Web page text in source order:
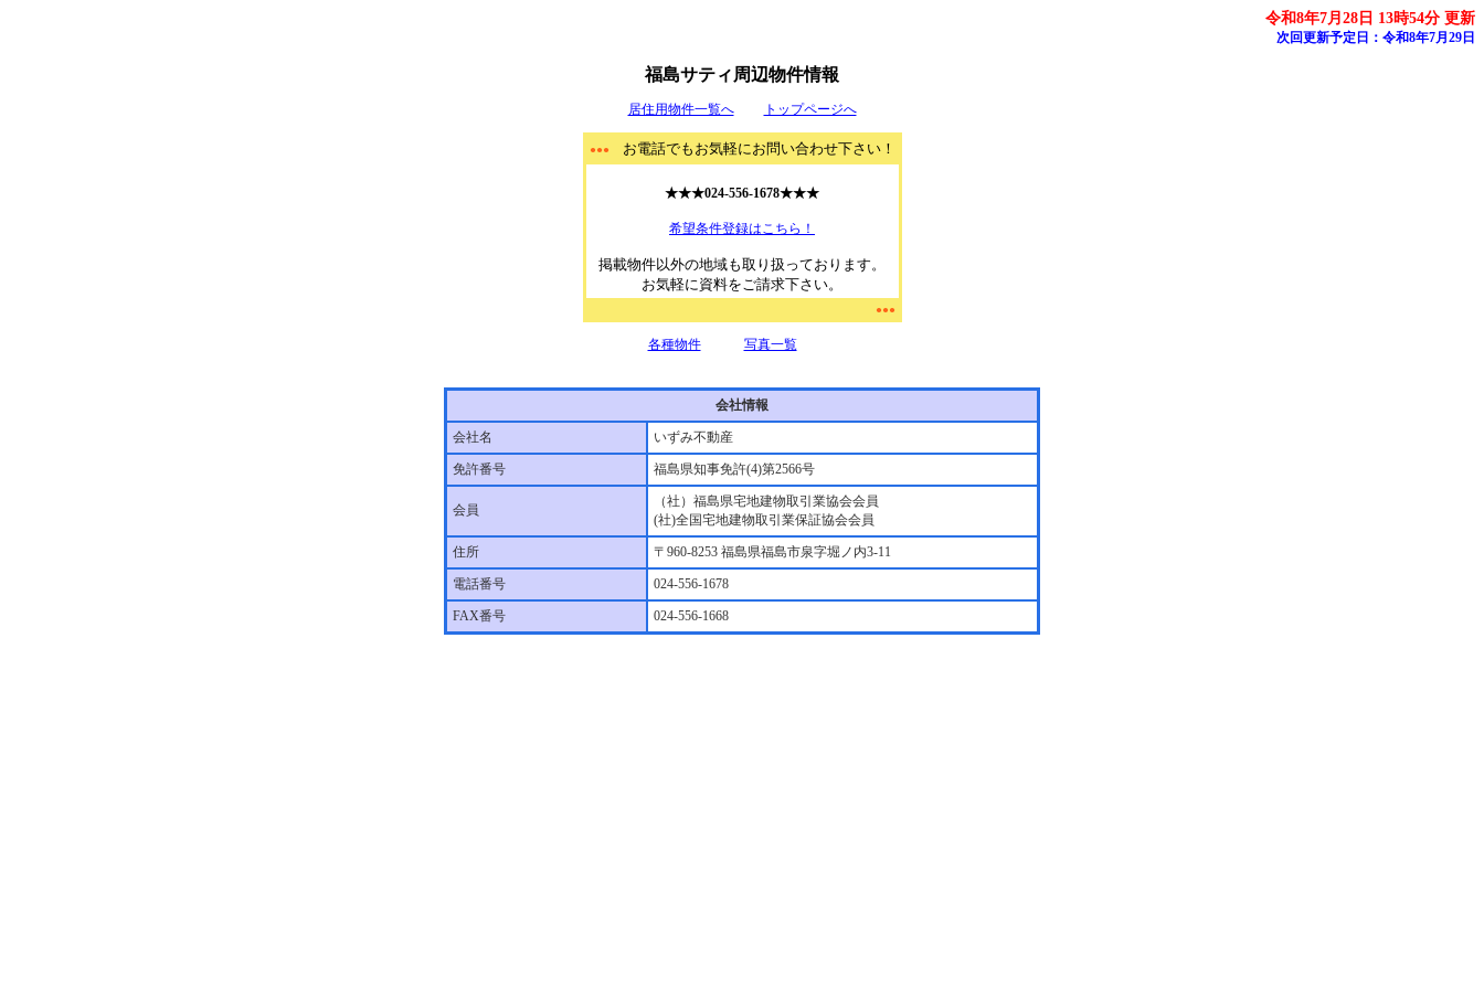
令和8年7月28日 13時54分 更新
次回更新予定日：令和8年7月29日
福島サティ周辺物件情報
居住用物件一覧へ トップページへ
●●● お電話でもお気軽にお問い合わせ下さい！
★★★024-556-1678★★★
希望条件登録はこちら！
掲載物件以外の地域も取り扱っております。
お気軽に資料をご請求下さい。
●●●
各種物件 写真一覧
会社情報
会社名 いずみ不動産
免許番号 福島県知事免許(4)第2566号
会員
（社）福島県宅地建物取引業協会会員
(社)全国宅地建物取引業保証協会会員
住所 〒960-8253 福島県福島市泉字堀ノ内3-11
電話番号 024-556-1678
FAX番号 024-556-1668